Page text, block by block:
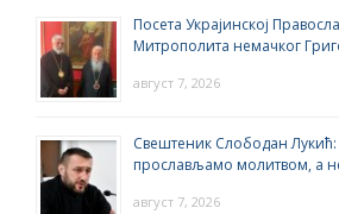
Посета Украјинској
Митрополита немачког
август 7, 2026
Свештеник Слободан Лукић:
прослављамо молитвом, а не
август 7, 2026